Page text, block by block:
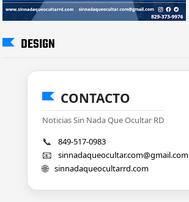
DESIGN
CONTACTO
Noticias Sin Nada Que Ocultar RD
📞 849-517-0983
📧 sinnadaqueocultar.com@gmail.com
🌐 sinnadaqueocultarrd.com